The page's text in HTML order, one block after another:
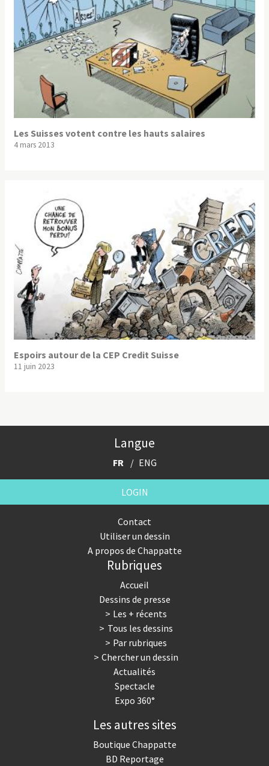
Les Suisses votent contre les hauts salaires
4 mars 2013
Espoirs autour de la CEP Credit Suisse
11 juin 2023
Langue
FR ENG
LOGIN
Contact
Utiliser un dessin
A propos de Chappatte
Rubriques
Accueil
Dessins de presse
Les + récents
Tous les dessins
Par rubriques
Chercher un dessin
Actualités
Spectacle
Expo 360°
Les autres sites
Boutique Chappatte
BD Reportage